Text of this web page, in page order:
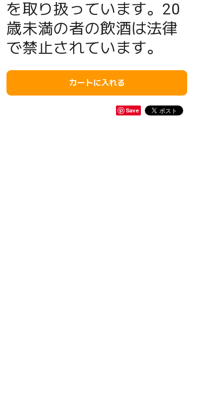
を取り扱っています。20
歳未満の者の飲酒は法律
で禁止されています。
カートに入れる
Save